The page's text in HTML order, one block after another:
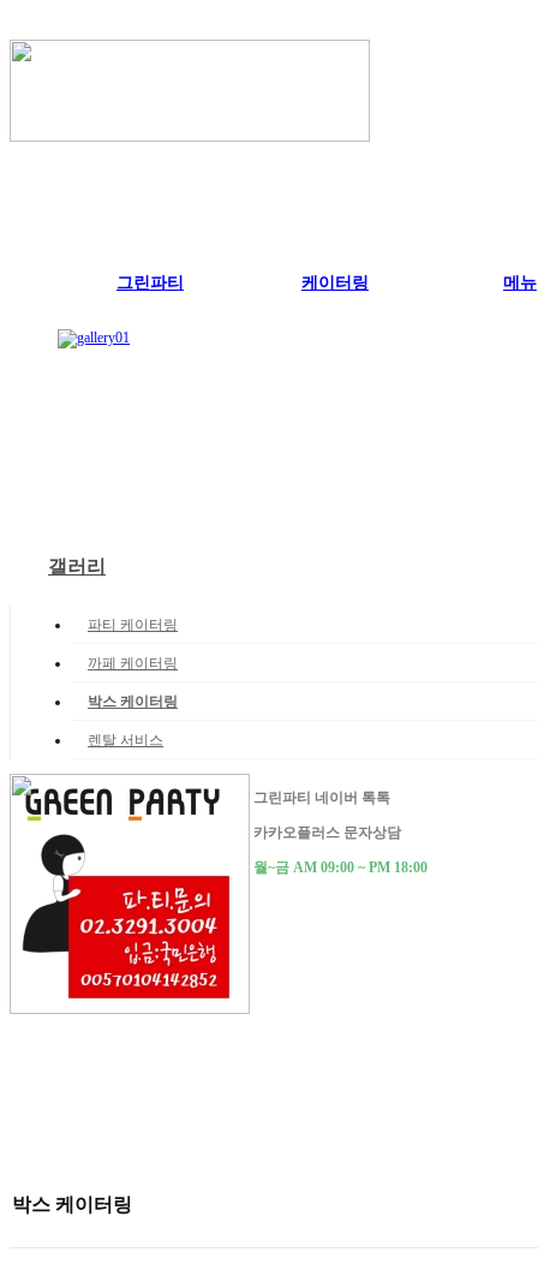
그린파티 케이터링 메뉴
갤러리
파티 케이터링
까페 케이터링
박스 케이터링
렌탈 서비스
그린파티 네이버 톡톡
카카오플러스 문자상담
월~금 AM 09:00 ~ PM 18:00
박스 케이터링